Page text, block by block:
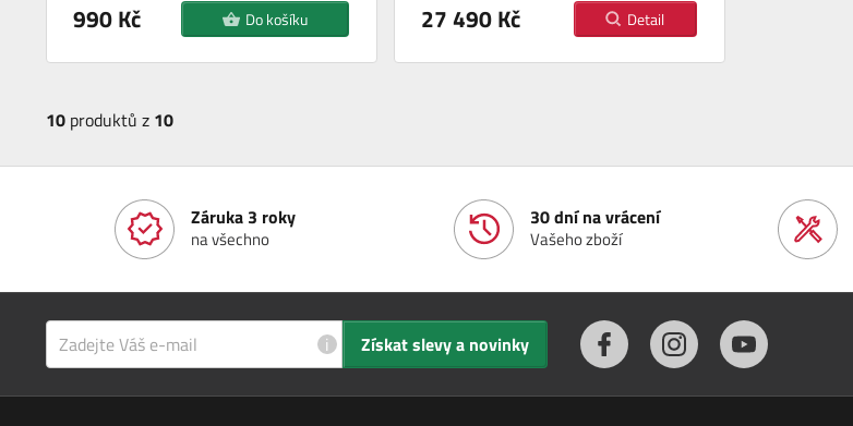
990 Kč Do košíku 27 490 Kč Detail
10 produktů z 10
Záruka 3 roky
na všechno
30 dní na vrácení
Vašeho zboží
i Získat slevy a novinky